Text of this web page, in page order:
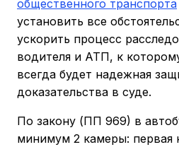
общественного транспорта
установить все
ускорить процесс
водителя и АТП, к
всегда будет надежная
доказательства в суде.
По закону (ПП 969) в
минимум 2 камеры: первая